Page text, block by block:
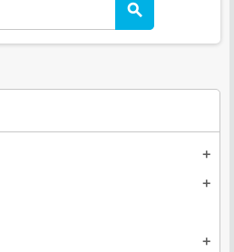
add
add
add
search